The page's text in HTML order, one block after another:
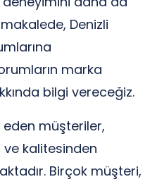
Denizli
marka
bilgi vereceğiz.
eden müşteriler,
kalitesinden
Birçok müşteri,